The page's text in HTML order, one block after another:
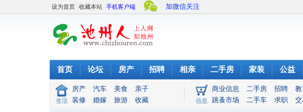
设为首页 收藏本站 手机客户端
首页 论坛 房产 招聘 相亲 二手房 家装 公益
生活
房产 汽车 美食
亲子
装修
婚嫁 旅游 收藏 信息
商业信息 二手房 招聘
教
跳蚤市场
二手车 求职
加微信关注